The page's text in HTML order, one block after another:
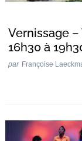
Vernissage
16h30 à
par Françoise